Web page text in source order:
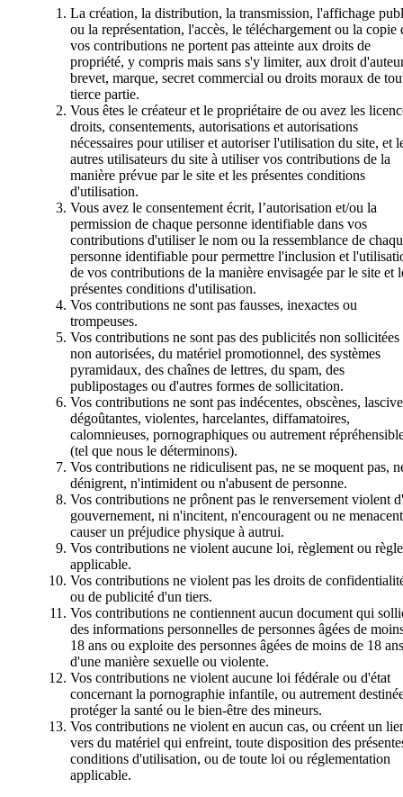
La création, la distribution, la transmission, l'affichage
ou la représentation, l'accès, le téléchargement ou la copie
vos contributions ne portent pas atteinte aux droits de
propriété, y compris mais sans s'y limiter, aux droit
brevet, marque, secret commercial ou droits moraux de
tierce partie.
Vous êtes le créateur et le propriétaire de ou avez les
droits, consentements, autorisations et autorisations
nécessaires pour utiliser et autoriser l'utilisation du site, et
autres utilisateurs du site à utiliser vos contributions de la
manière prévue par le site et les présentes conditions
d'utilisation.
Vous avez le consentement écrit, l’autorisation et/ou la
permission de chaque personne identifiable dans vos
contributions d'utiliser le nom ou la ressemblance de
personne identifiable pour permettre l'inclusion et
de vos contributions de la manière envisagée par le site et
présentes conditions d'utilisation.
Vos contributions ne sont pas fausses, inexactes ou
trompeuses.
Vos contributions ne sont pas des publicités non sollicitées
non autorisées, du matériel promotionnel, des systèmes
pyramidaux, des chaînes de lettres, du spam, des
publipostages ou d'autres formes de sollicitation.
Vos contributions ne sont pas indécentes, obscènes,
dégoûtantes, violentes, harcelantes, diffamatoires,
calomnieuses, pornographiques ou autrement
(tel que nous le déterminons).
Vos contributions ne ridiculisent pas, ne se moquent pas,
dénigrent, n'intimident ou n'abusent de personne.
Vos contributions ne prônent pas le renversement violent
gouvernement, ni n'incitent, n'encouragent ou ne
causer un préjudice physique à autrui.
Vos contributions ne violent aucune loi, règlement ou règle
applicable.
Vos contributions ne violent pas les droits de
ou de publicité d'un tiers.
Vos contributions ne contiennent aucun document qui
des informations personnelles de personnes âgées de
18 ans ou exploite des personnes âgées de moins de 18 ans
d'une manière sexuelle ou violente.
Vos contributions ne violent aucune loi fédérale ou d'état
concernant la pornographie infantile, ou autrement
protéger la santé ou le bien-être des mineurs.
Vos contributions ne violent en aucun cas, ou créent un
vers du matériel qui enfreint, toute disposition des
conditions d'utilisation, ou de toute loi ou réglementation
applicable.